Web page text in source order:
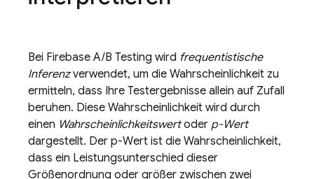
Bei Firebase A/B Testing wird frequentistische
Inferenzverwendet, um die Wahrscheinlichkeit zu
ermitteln, dass Ihre Testergebnisse allein auf Zufall
beruhen. Diese Wahrscheinlichkeit wird durch
einen Wahrscheinlichkeitswertoder p-Wert
dargestellt. Der p-Wert ist die Wahrscheinlichkeit,
dass ein Leistungsunterschied dieser
Größenordnung oder größer zwischen zwei